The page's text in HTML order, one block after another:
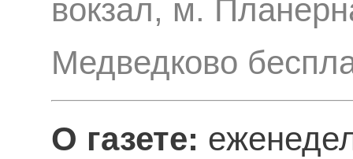
вокзал, м.
Медведково
О газете: